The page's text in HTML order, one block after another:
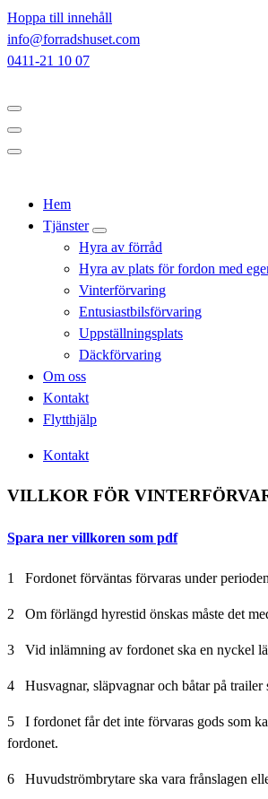
Hoppa till innehåll
info@forradshuset.com
0411-21 10 07
Hem
Tjänster
Hyra av förråd
Hyra av plats för fordon med
Vinterförvaring
Entusiastbilsförvaring
Uppställningsplats
Däckförvaring
Om oss
Kontakt
Flytthjälp
Kontakt
VILLKOR FÖR
Spara ner villkoren som pdf
1 Fordonet förväntas förvaras under
2 Om förlängd hyrestid önskas måste det
3 Vid inlämning av fordonet ska en nyckel
4 Husvagnar, släpvagnar och båtar på trailer
5 I fordonet får det inte förvaras gods som
fordonet.
6 Huvudströmbrytare ska vara frånslagen